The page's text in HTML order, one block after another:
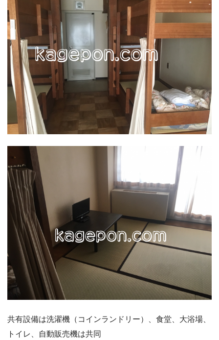
共有設備は洗濯機（コインランドリー）、食堂、大浴場、
トイレ、自動販売機は共同